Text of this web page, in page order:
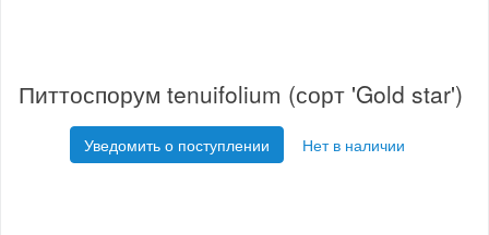
Питтоспорум tenuifolium (сорт 'Gold star')
Уведомить о поступлении Нет в наличии